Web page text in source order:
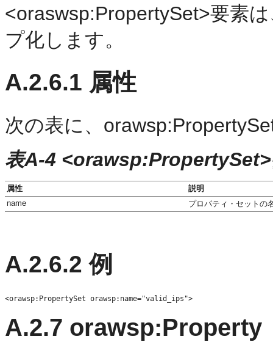
<oraswsp:PropertySet>要素
プ化します。
A.2.6.1 属性
次の表に、
表A-4 <orawsp:PropertySet>
属性
説明
name
プロパティ・セットの
A.2.6.2 例
A.2.7 orawsp:Property